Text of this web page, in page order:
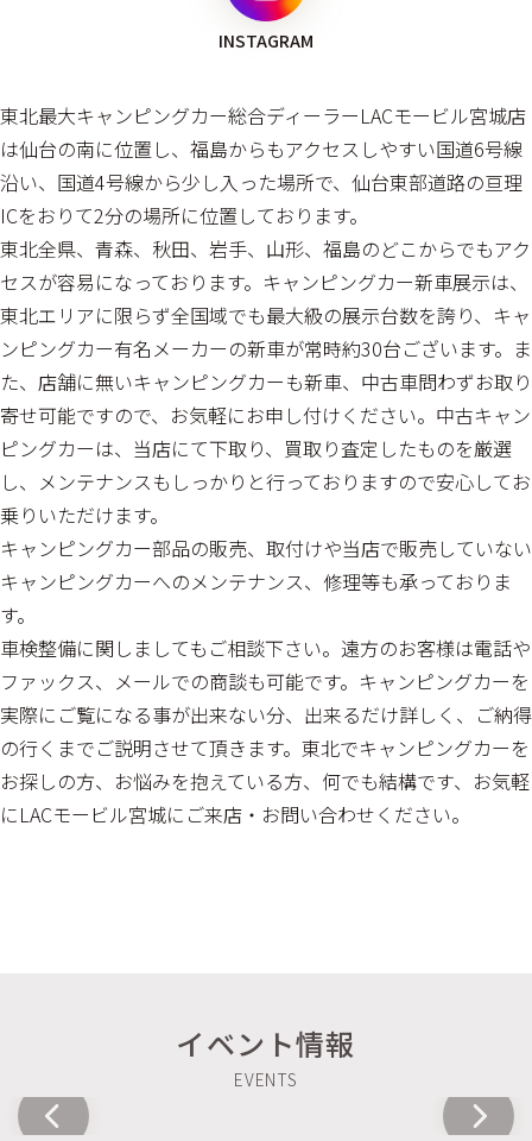
INSTAGRAM
東北最大キャンピングカー総合ディーラーLACモービル宮城店
は仙台の南に位置し、福島からもアクセスしやすい国道6号線
沿い、国道4号線から少し入った場所で、仙台東部道路の亘理
ICをおりて2分の場所に位置しております。
東北全県、青森、秋田、岩手、山形、福島のどこからでもアク
セスが容易になっております。キャンピングカー新車展示は、
東北エリアに限らず全国域でも最大級の展示台数を誇り、キャ
ンピングカー有名メーカーの新車が常時約30台ございます。ま
た、店舗に無いキャンピングカーも新車、中古車問わずお取り
寄せ可能ですので、お気軽にお申し付けください。中古キャン
ピングカーは、当店にて下取り、買取り査定したものを厳選
し、メンテナンスもしっかりと行っておりますので安心してお
乗りいただけます。
キャンピングカー部品の販売、取付けや当店で販売していない
キャンピングカーへのメンテナンス、修理等も承っておりま
す。
車検整備に関しましてもご相談下さい。遠方のお客様は電話や
ファックス、メールでの商談も可能です。キャンピングカーを
実際にご覧になる事が出来ない分、出来るだけ詳しく、ご納得
の行くまでご説明させて頂きます。東北でキャンピングカーを
お探しの方、お悩みを抱えている方、何でも結構です、お気軽
にLACモービル宮城にご来店・お問い合わせください。
イベント情報